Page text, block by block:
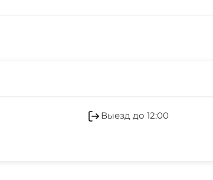
Кондиционер
Выезд до 12:00